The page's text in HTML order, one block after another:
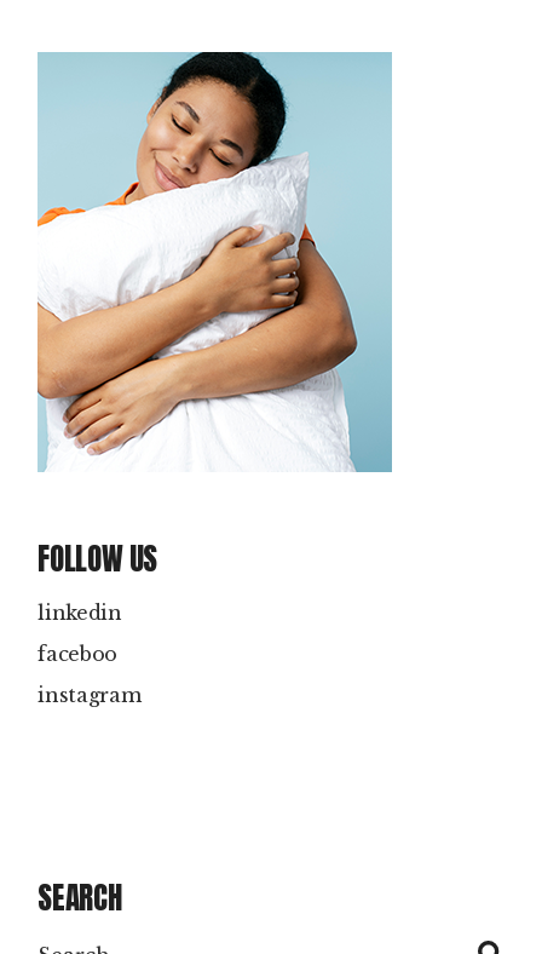
FOLLOW US
linkedin
faceboo
instagram
SEARCH